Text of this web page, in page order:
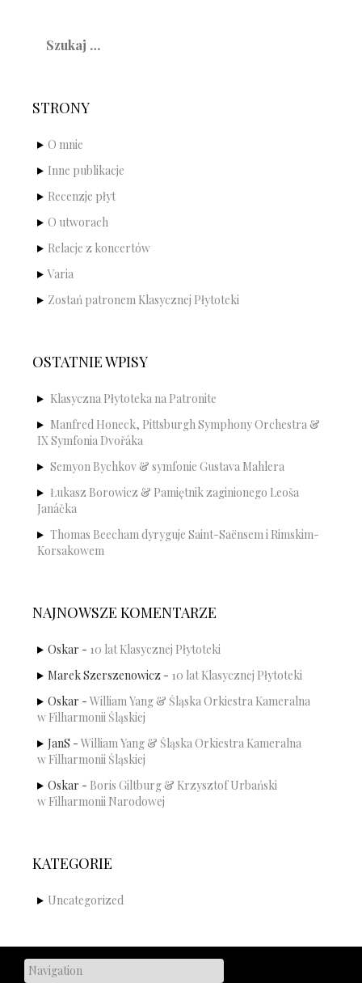
STRONY
O mnie
Inne publikacje
Recenzje płyt
O utworach
Relacje z koncertów
Varia
Zostań patronem Klasycznej Płytoteki
OSTATNIE WPISY
Klasyczna Płytoteka na Patronite
Manfred Honeck, Pittsburgh Symphony Orchestra &
IX Symfonia Dvořáka
Semyon Bychkov & symfonie Gustava Mahlera
Łukasz Borowicz & Pamiętnik zaginionego Leoša
Janáčka
Thomas Beecham dyryguje Saint-Saënsem i Rimskim-
Korsakowem
NAJNOWSZE KOMENTARZE
Oskar - 10 lat Klasycznej Płytoteki
Marek Szerszenowicz - 10 lat Klasycznej Płytoteki
Oskar - William Yang & Śląska Orkiestra Kameralna
w Filharmonii Śląskiej
JanS - William Yang & Śląska Orkiestra Kameralna
w Filharmonii Śląskiej
Oskar - Boris Giltburg & Krzysztof Urbański
w Filharmonii Narodowej
KATEGORIE
Uncategorized